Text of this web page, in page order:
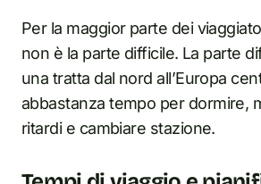
Per la maggior parte dei
non è la parte difficile. La parte
una tratta dal nord all’Europa
abbastanza tempo per dormire,
ritardi e cambiare stazione.